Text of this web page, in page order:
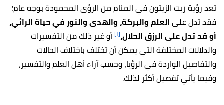
تعد رؤية زيت الزيتون في المنام من الرؤى المحمودة بوجه عام؛
فقد تدل علىالعلم والبركة، والهدى والنور في حياة الرائي،
أو قد تدل على الرزق الحلال،[١] أو غير ذلك من التفسيرات
والدلالات المختلفة التي يمكن أن تختلف باختلاف الحالات
والتفاصيل الواردة في الرؤيا، وحسب آراء أهل العلم والتفسير،
وفيما يأتي تفصيل أكثر لذلك.